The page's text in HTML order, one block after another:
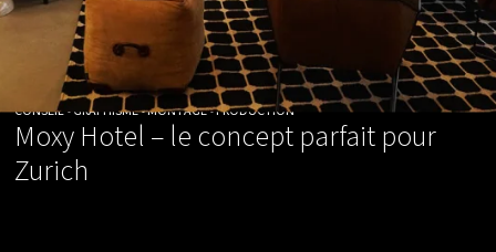
CONSEIL • GRAPHISME • MONTAGE • PRODUCTION
Moxy Hotel – le concept parfait pour
Zurich